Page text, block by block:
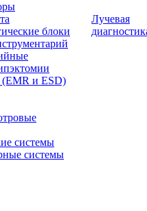
блоки
и ESD)
системы
системы
Лучевая